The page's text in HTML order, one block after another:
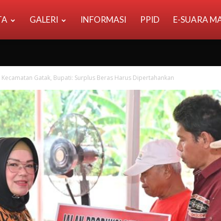
GALERI INFORMASI PPID E-SUARA
Gatak, Bupati: Surplus Beras Harus Dipertahankan